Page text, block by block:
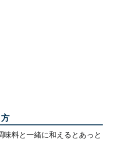
料と一緒に和えるとあっと